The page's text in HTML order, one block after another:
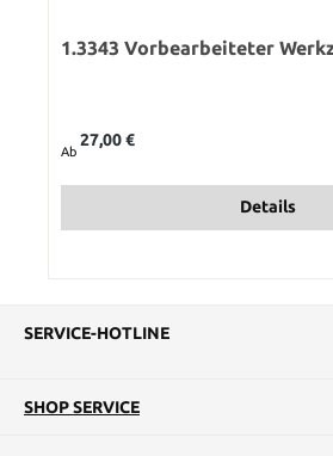
1.3343 Vorbearbeiteter
Ab
27,00 €
Details
SERVICE-HOTLINE
SHOP SERVICE